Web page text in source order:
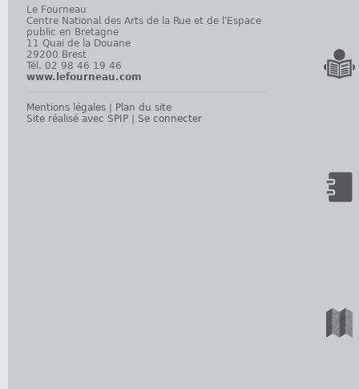
Le Fourneau
Centre National des Arts de la Rue et de l'Espace
public en Bretagne
11 Quai de la Douane
29200 Brest
Tél. 02 98 46 19 46
www.lefourneau.com
Mentions légales | Plan du site
Site réalisé avec SPIP | Se connecter